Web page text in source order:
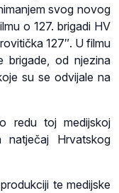
svog novog
o 127. brigadi HV
127″. U filmu
brigade, od njezina
su se odvijale na
redu toj medijskoj
Hrvatskog
te medijske